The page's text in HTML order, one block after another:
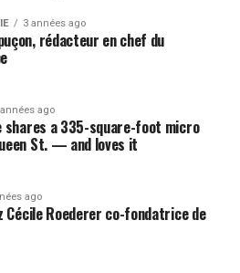
3 années ago
rédacteur en chef du
ago
shares a 335-square-foot micro
St. — and loves it
ago
Cécile Roederer co-fondatrice de